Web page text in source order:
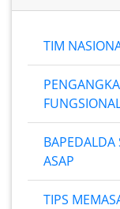
TIM
ASAP
TIPS